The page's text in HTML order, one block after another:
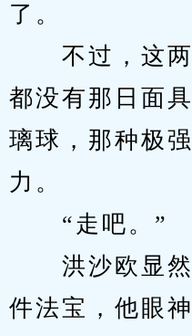
了。
不过，这两
都没有那日面
璃球，那种极
力。
“走吧。”
洪沙欧显然
件法宝，他眼